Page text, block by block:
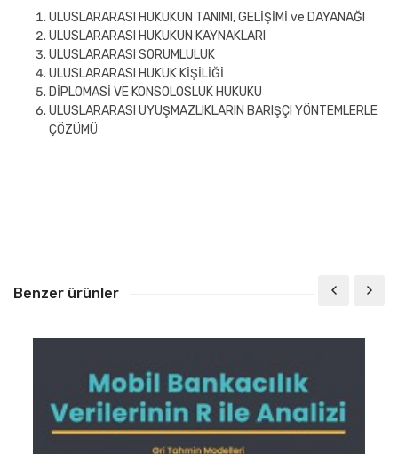
ULUSLARARASI HUKUKUN TANIMI, GELİŞİMİ ve DAYANAĞI
ULUSLARARASI HUKUKUN KAYNAKLARI
ULUSLARARASI SORUMLULUK
ULUSLARARASI HUKUK KİŞİLİĞİ
DİPLOMASİ VE KONSOLOSLUK HUKUKU
ULUSLARARASI UYUŞMAZLIKLARIN BARIŞÇI YÖNTEMLERLE
ÇÖZÜMÜ
Benzer ürünler